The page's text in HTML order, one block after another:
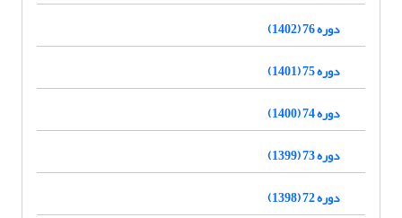
دوره 76 (1402)
دوره 75 (1401)
دوره 74 (1400)
دوره 73 (1399)
دوره 72 (1398)